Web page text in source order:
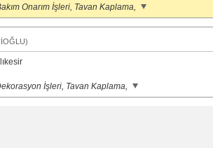
Onarım İşleri, Tavan Kaplama,
İşleri, Tavan Kaplama,